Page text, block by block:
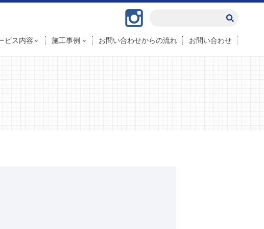
ビス内容 施工事例 お問い合わせからの流れ お問い合わせ